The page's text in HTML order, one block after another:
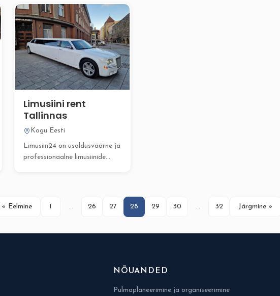
Limusiini rent
Tallinnas
Kogu Eesti
Limusiin24 on usaldusväärne ja
professionaalne limusiinide
« Eelmine 1 … 26 27 28 29 30 … 32 Järgmine »
NÕUANDED
Pulmaplaneerimine ja organiseerimine